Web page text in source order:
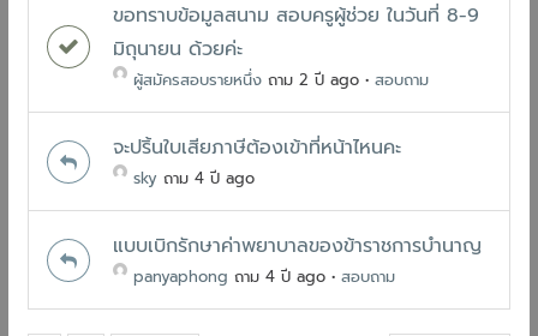
ขอทราบข้อมูลสนาม สอบครูผู้ช่วย ในวันที่ 8-9
มิถุนายน ด้วยค่ะ
ผู้สมัครสอบรายหนึ่งถาม 2 ปี ago• สอบถาม
จะปริ้นใบเสียภาษีต้องเข้าที่หน้าไหนคะ
sky ถาม 4 ปี ago
แบบเบิกรักษาค่าพยาบาลของข้าราชการบำนาญ
panyaphong ถาม 4 ปี ago• สอบถาม